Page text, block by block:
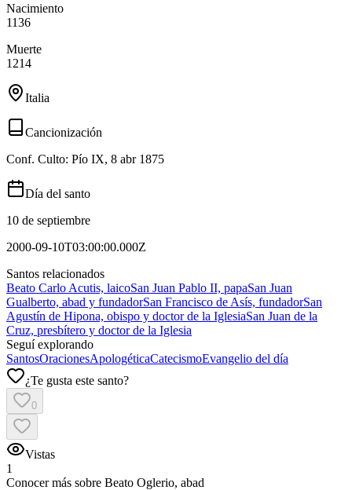
Nacimiento
1136
Muerte
1214
Italia
Cancionización
Conf. Culto: Pío IX, 8 abr 1875
Día del santo
10 de septiembre
2000-09-10T03:00:00.000Z
Santos relacionados
Beato Carlo Acutis, laicoSan Juan Pablo II, papaSan Juan
Gualberto, abad y fundadorSan Francisco de Asís, fundadorSan
Agustín de Hipona, obispo y doctor de la IglesiaSan Juan de la
Cruz, presbítero y doctor de la Iglesia
Seguí explorando
SantosOracionesApologéticaCatecismoEvangelio del día
¿Te gusta este santo?
0
Vistas
1
Conocer más sobre Beato Oglerio, abad